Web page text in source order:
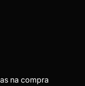
na compra